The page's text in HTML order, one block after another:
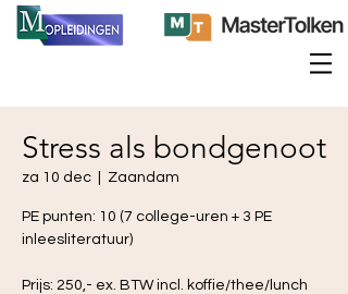
Stress als bondgenoot
za 10 dec Zaandam
PE punten: 10 (7 college-uren + 3 PE
inleesliteratuur)
Prijs: 250,- ex. BTW incl. koffie/thee/lunch